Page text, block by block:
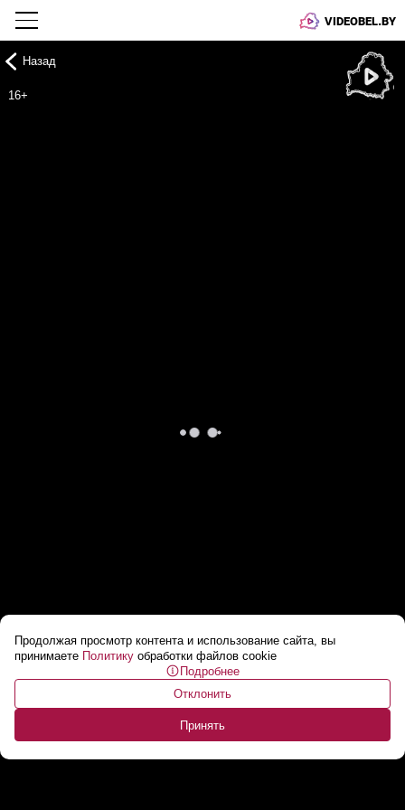
VIDEOBEL.BY
Продолжая просмотр контента и использование сайта, вы
принимаете Политику обработки файлов cookie
Подробнее
Отклонить
Принять
Назад
16+
Иран выразил готовность вывезти
высокообогащенный уран при одном